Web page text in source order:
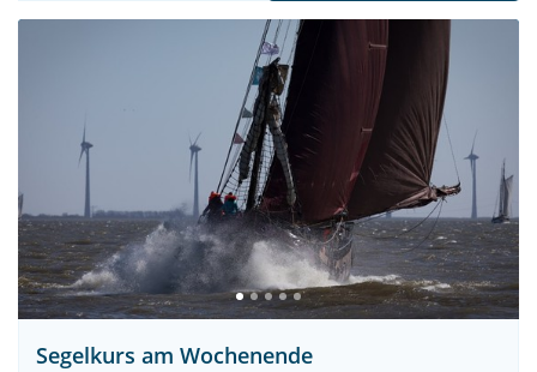
Segelkurs am Wochenende